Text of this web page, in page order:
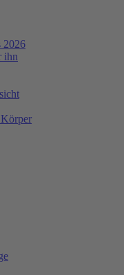
2026
ihn